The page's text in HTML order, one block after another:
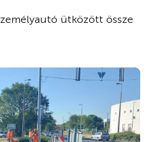
ütközött össze